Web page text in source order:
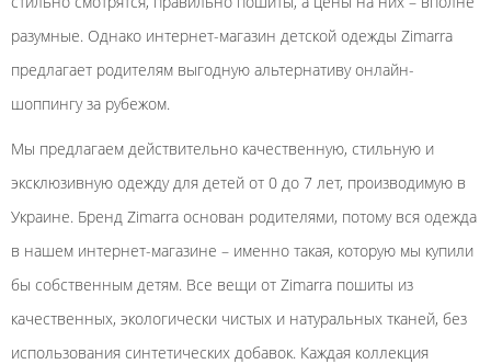
разумные. Однако интернет-магазин детской одежды Zimarra
предлагает родителям выгодную альтернативу онлайн-
шоппингу за рубежом.
Мы предлагаем действительно качественную, стильную и
эксклюзивную одежду для детей от 0 до 7 лет, производимую в
Украине. Бренд Zimarra основан родителями, потому вся одежда
в нашем интернет-магазине – именно такая, которую мы купили
бы собственным детям. Все вещи от Zimarra пошиты из
качественных, экологически чистых и натуральных тканей, без
использования синтетических добавок. Каждая коллекция